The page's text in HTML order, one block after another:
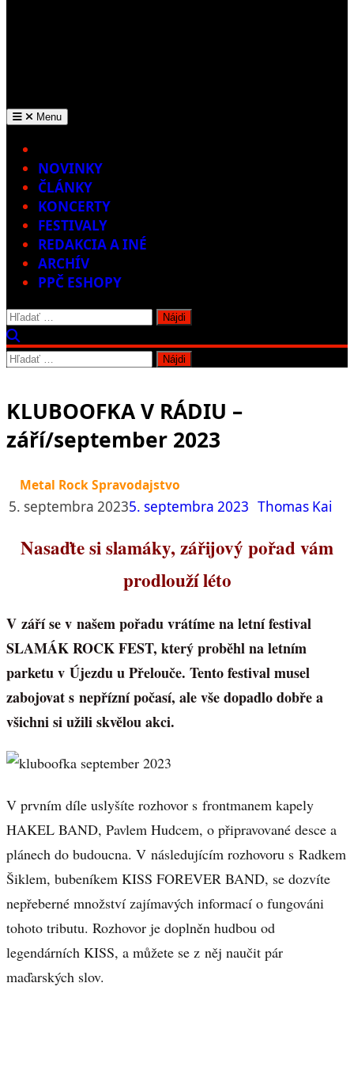
Menu
NOVINKY
ČLÁNKY
KONCERTY
FESTIVALY
REDAKCIA A INÉ
ARCHÍV
PPČ ESHOPY
Hľadať:
Hľadať:
KLUBOOFKA V RÁDIU –
září/september 2023
Metal Rock Spravodajstvo
5. septembra 20235. septembra 2023 Thomas Kai
Nasaďte si slamáky, zářijový pořad vám
prodlouží léto
V září se v našem pořadu vrátíme na letní festival
SLAMÁK ROCK FEST, který proběhl na letním
parketu v Újezdu u Přelouče. Tento festival musel
zabojovat s nepřízní počasí, ale vše dopadlo dobře a
všichni si užili skvělou akci.
V prvním díle uslyšíte rozhovor s frontmanem kapely
HAKEL BAND, Pavlem Hudcem, o připravované desce a
plánech do budoucna. V následujícím rozhovoru s Radkem
Šiklem, bubeníkem KISS FOREVER BAND, se dozvíte
nepřeberné množství zajímavých informací o fungováni
tohoto tributu. Rozhovor je doplněn hudbou od
legendárních KISS, a můžete se z něj naučit pár
maďarských slov.